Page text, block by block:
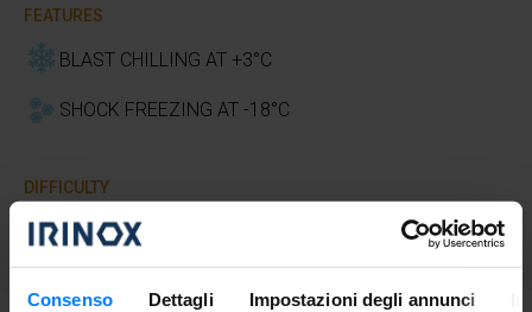
Consenso Dettagli Impostazioni degli annunci
FEATURES
BLAST CHILLING AT +3°C
SHOCK FREEZING AT -18°C
DIFFICULTY
Easy